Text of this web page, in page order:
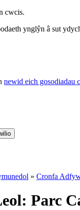
cwcis.
ynglŷn â sut
newid eich gosodiadau
» Cronfa
Parc